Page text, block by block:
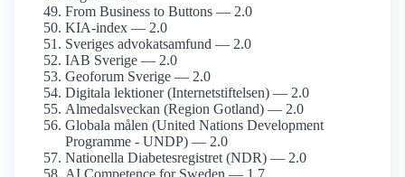
From Business to Buttons — 2.0
KIA-index — 2.0
Sveriges advokat­samfund — 2.0
IAB Sverige — 2.0
Geoforum Sverige — 2.0
Digitala lektioner (Internetstiftelsen) — 2.0
Almedalsveckan (Region Gotland) — 2.0
Globala målen (United Nations Development
Programme - UNDP) — 2.0
Nationella Diabetes­registret (NDR) — 2.0
AI Competence for Sweden — 1.7